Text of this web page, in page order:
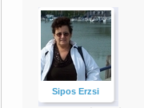
Sipos Erzsi